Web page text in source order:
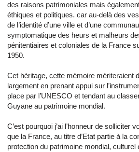
des raisons patrimoniales mais
éthiques et politiques. car au-delà des
de l’identité d’une ville et d’une
symptomatique des heurs et malheurs
pénitentiaires et coloniales de la France
1950.
Cet héritage, cette mémoire mériteraient
largement en prenant appui sur
place par l’UNESCO et tendant au
Guyane au patrimoine mondial.
C’est pourquoi j’ai l’honneur de solliciter
que la France, au titre d’Etat partie à la
protection du patrimoine mondial, culturel